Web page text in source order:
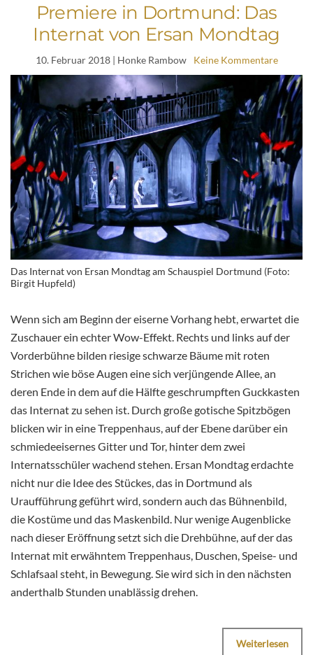
Premiere in Dortmund: Das
Internat von Ersan Mondtag
10. Februar 2018| Honke Rambow Keine Kommentare
Das Internat von Ersan Mondtag am Schauspiel Dortmund (Foto:
Birgit Hupfeld)
Wenn sich am Beginn der eiserne Vorhang hebt, erwartet die
Zuschauer ein echter Wow-Effekt. Rechts und links auf der
Vorderbühne bilden riesige schwarze Bäume mit roten
Strichen wie böse Augen eine sich verjüngende Allee, an
deren Ende in dem auf die Hälfte geschrumpften Guckkasten
das Internat zu sehen ist. Durch große gotische Spitzbögen
blicken wir in eine Treppenhaus, auf der Ebene darüber ein
schmiedeeisernes Gitter und Tor, hinter dem zwei
Internatsschüler wachend stehen. Ersan Mondtag erdachte
nicht nur die Idee des Stückes, das in Dortmund als
Uraufführung geführt wird, sondern auch das Bühnenbild,
die Kostüme und das Maskenbild. Nur wenige Augenblicke
nach dieser Eröffnung setzt sich die Drehbühne, auf der das
Internat mit erwähntem Treppenhaus, Duschen, Speise- und
Schlafsaal steht, in Bewegung. Sie wird sich in den nächsten
anderthalb Stunden unablässig drehen.
Weiterlesen